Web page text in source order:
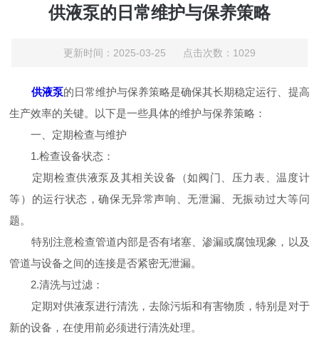
供液泵的日常维护与保养策略
更新时间：2025-03-25 点击次数：1029
供液泵的日常维护与保养策略是确保其长期稳定运行、提高
生产效率的关键。以下是一些具体的维护与保养策略：
一、定期检查与维护
1.检查设备状态：
定期检查供液泵及其相关设备（如阀门、压力表、温度计
等）的运行状态，确保无异常声响、无泄漏、无振动过大等问
题。
特别注意检查管道内部是否有堵塞、渗漏或腐蚀现象，以及
管道与设备之间的连接是否紧密无泄漏。
2.清洗与过滤：
定期对供液泵进行清洗，去除污垢和有害物质，特别是对于
新的设备，在使用前必须进行清洗处理。